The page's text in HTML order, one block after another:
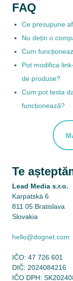
FAQ
Ce presupune
Nu dețin o
Cum
Pot modifica
de produse?
Cum pot testa
funcționează?
Te
Lead Media s.r.o.
Karpatská 6
811 05 Bratislava
Slovakia
hello@dognet.com
IČO: 47 726 601
DIČ: 2024084216
IČO DPH: